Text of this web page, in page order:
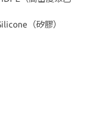
（矽膠）